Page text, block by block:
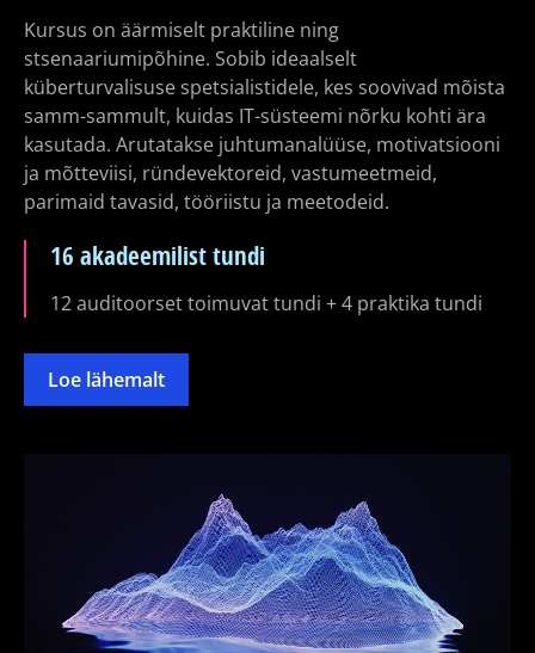
Kursus on äärmiselt praktiline ning
stsenaariumipõhine. Sobib ideaalselt
küberturvalisuse spetsialistidele, kes soovivad mõista
samm-sammult, kuidas IT-süsteemi nõrku kohti ära
kasutada. Arutatakse juhtumanalüüse, motivatsiooni
ja mõtteviisi, ründevektoreid, vastumeetmeid,
parimaid tavasid, tööriistu ja meetodeid.
16 akadeemilist tundi
12 auditoorset toimuvat tundi + 4 praktika tundi
Loe lähemalt